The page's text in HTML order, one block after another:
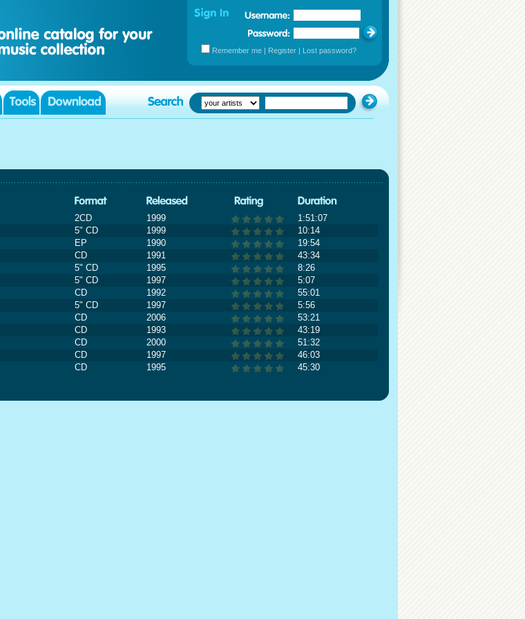
Remember me | Register | Lost password?
2CD 1999
1:51:07
5" CD 1999
10:14
EP 1990
19:54
CD 1991
43:34
5" CD 1995
8:26
5" CD 1997
5:07
CD 1992
55:01
5" CD 1997
5:56
CD 2006
53:21
CD 1993
43:19
CD 2000
51:32
CD 1997
46:03
CD 1995 45:30